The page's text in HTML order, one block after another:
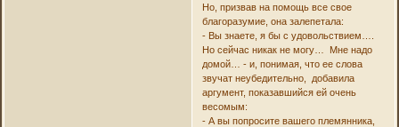
Но, призвав на помощь все свое
благоразумие, она залепетала:
- Вы знаете, я бы с удовольствием….
Но сейчас никак не могу… Мне надо
домой… - и, понимая, что ее слова
звучат неубедительно, добавила
аргумент, показавшийся ей очень
весомым:
- А вы попросите вашего племянника,